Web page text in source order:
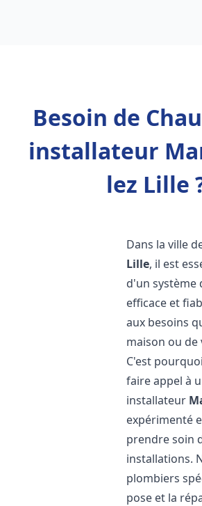
Besoin de
installateur
lez Lille
Dans la ville
Lille, il est
d'un système
efficace et
aux besoins
maison ou
C'est
faire appel à
installateur
expérimenté
prendre soin
installations.
plombiers
pose et la